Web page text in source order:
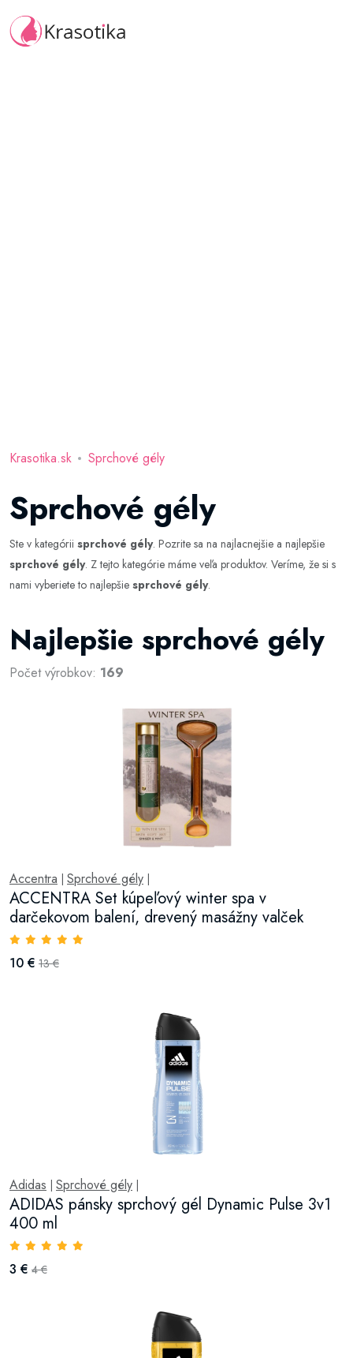
Krasotika.sk Sprchové gély
Sprchové gély
Ste v kategórii sprchové gély. Pozrite sa na najlacnejšie a najlepšie
sprchové gély. Z tejto kategórie máme veľa produktov. Veríme, že si s
nami vyberiete to najlepšie sprchové gély.
Najlepšie sprchové gély
Počet výrobkov: 169
Accentra Sprchové gély
ACCENTRA Set kúpeľový winter spa v
darčekovom balení, drevený masážny valček
10 € 13 €
Adidas Sprchové gély
ADIDAS pánsky sprchový gél Dynamic Pulse 3v1
400 ml
3 € 4 €